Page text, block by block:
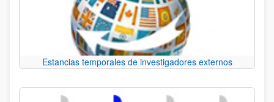
Estancias temporales de investigadores externos